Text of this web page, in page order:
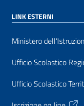
LINK ESTERNI
Ministero
Ufficio Scolastico
Ufficio Scolastico